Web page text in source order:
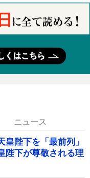
ニュース
陛下を「最前列」
下が尊敬される理